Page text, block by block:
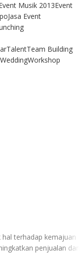
Musik 2013Event
Jasa Event
TalentTeam Building
WeddingWorkshop
terhadap kemajuan
penjualan dan